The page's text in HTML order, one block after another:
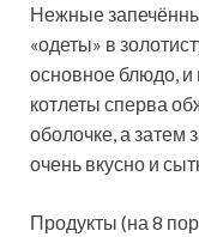
Нежные
«одеты» в
основное блюдо,
котлеты сперва
оболочке, а затем
очень вкусно и
Продукты (на 8